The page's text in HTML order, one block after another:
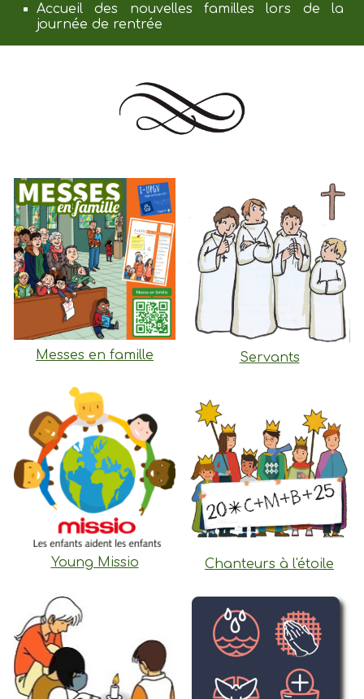
Accueil des nouvelles familles lors de la
journée de rentrée
Messes en famille Servants
Young Missio Chanteurs à l'étoile